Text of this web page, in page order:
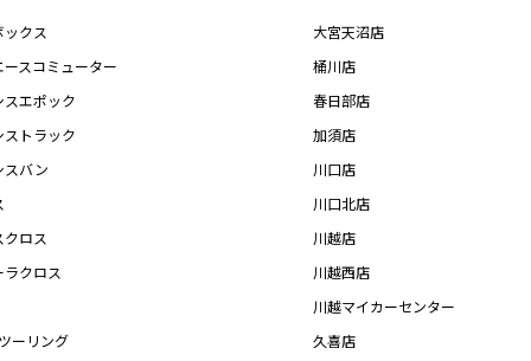
クス
ースコミューター
スエポック
ストラック
スバン
ロス
クロス
ーリング
大宮天沼店
桶川店
春日部店
加須店
川口店
川口北店
川越店
川越西店
川越マイカーセンター
久喜店